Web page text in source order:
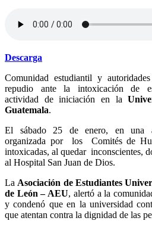
Descarga
Comunidad estudiantil y
repudio ante la intoxicación de
actividad de iniciación en la
Guatemala.
El sábado 25 de enero, en una
organizada por los Comités de
intoxicadas, al quedar inconscientes,
al Hospital San Juan de Dios.
La Asociación de Estudiantes
de León – AEU, alertó a la
y condenó que en la universidad
que atentan contra la dignidad de las